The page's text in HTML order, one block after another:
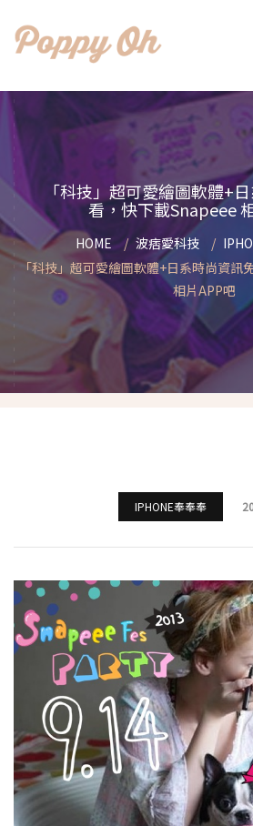
「科技」超可愛繪圖軟體+
看，快下載Snapeee
HOME 波痞愛科技
「科技」超可愛繪圖軟體+日系時尚資訊
相片APP吧
IPHONE奉奉奉